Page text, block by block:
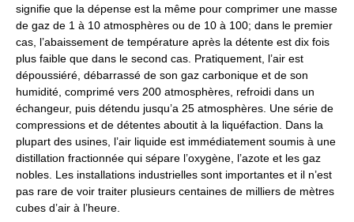
signifie que la dépense est la même pour comprimer une masse
de gaz de 1 à 10 atmosphères ou de 10 à 100; dans le premier
cas, l’abaissement de température après la détente est dix fois
plus faible que dans le second cas. Pratiquement, l’air est
dépoussiéré, débarrassé de son gaz carbonique et de son
humidité, comprimé vers 200 atmosphères, refroidi dans un
échangeur, puis détendu jusqu’a 25 atmosphères. Une série de
compressions et de détentes aboutit à la liquéfaction. Dans la
plupart des usines, l’air liquide est immédiatement soumis à une
distillation fractionnée qui sépare l’oxygène, l’azote et les gaz
nobles. Les installations industrielles sont importantes et il n’est
pas rare de voir traiter plusieurs centaines de milliers de mètres
cubes d’air à l’heure.